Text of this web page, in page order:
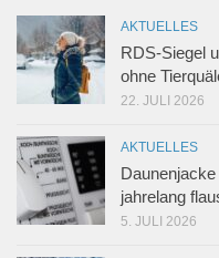
AKTUELLES
RDS-Siegel
ohne
22. JULI 2026
AKTUELLES
jahrelang
5. JULI 2026